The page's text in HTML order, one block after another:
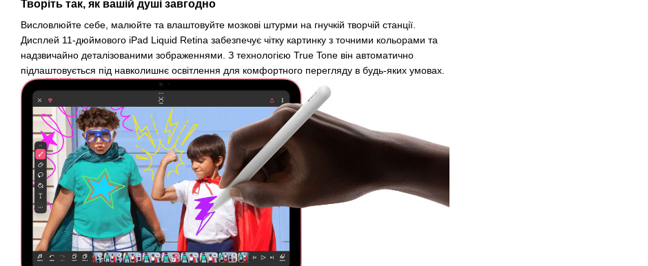
Творіть так, як вашій душі завгодно
Висловлюйте себе, малюйте та влаштовуйте мозкові штурми на гнучкій творчій станції.
Дисплей 11-дюймового iPad Liquid Retina забезпечує чітку картинку з точними кольорами та
надзвичайно деталізованими зображеннями. З технологією True Tone він автоматично
підлаштовується під навколишнє освітлення для комфортного перегляду в будь-яких умовах.